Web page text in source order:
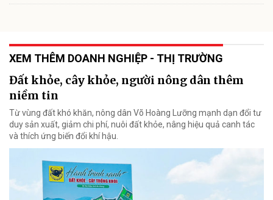
XEM THÊM DOANH NGHIỆP - THỊ TRƯỜNG
Đất khỏe, cây khỏe, người nông dân thêm
niềm tin
Từ vùng đất khó khăn, nông dân Võ Hoàng Lưỡng mạnh dạn đổi tư
duy sản xuất, giảm chi phí, nuôi đất khỏe, nâng hiệu quả canh tác
và thích ứng biến đổi khí hậu.